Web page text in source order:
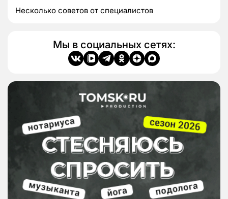
Несколько советов от специалистов
Мы в социальных сетях: